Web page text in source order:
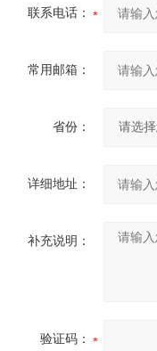
联系电话：
常用邮箱：
省份：
详细地址：
补充说明：
验证码：